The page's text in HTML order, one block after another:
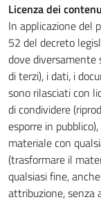
Licenza dei
In applicazione del
52 del decreto
dove diversamente
di terzi), i dati, i
sono rilasciati con
di condividere
esporre in
materiale con
(trasformare il
qualsiasi fine,
attribuzione, senza